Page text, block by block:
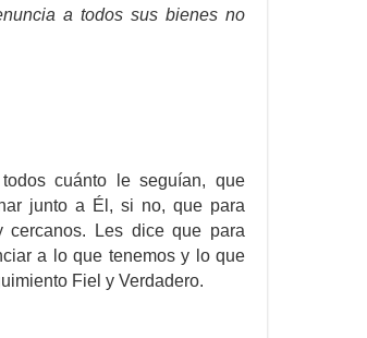
a todos sus bienes no
cuánto le seguían, que
junto a Él, si no, que para
Les dice que para
a lo que tenemos y lo que
Fiel y Verdadero.